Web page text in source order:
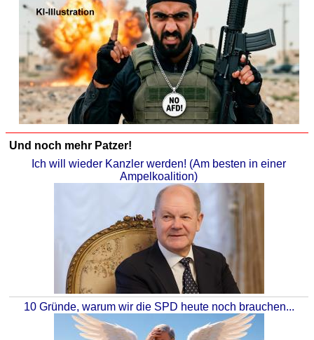
Und noch mehr Patzer!
Ich will wieder Kanzler werden! (Am besten in einer
Ampelkoalition)
10 Gründe, warum wir die SPD heute noch brauchen...